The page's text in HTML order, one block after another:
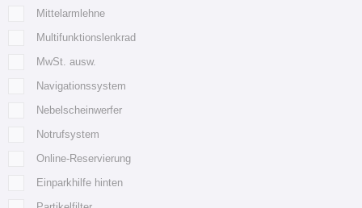
Mittelarmlehne
Multifunktionslenkrad
MwSt. ausw.
Navigationssystem
Nebelscheinwerfer
Notrufsystem
Online-Reservierung
Einparkhilfe hinten